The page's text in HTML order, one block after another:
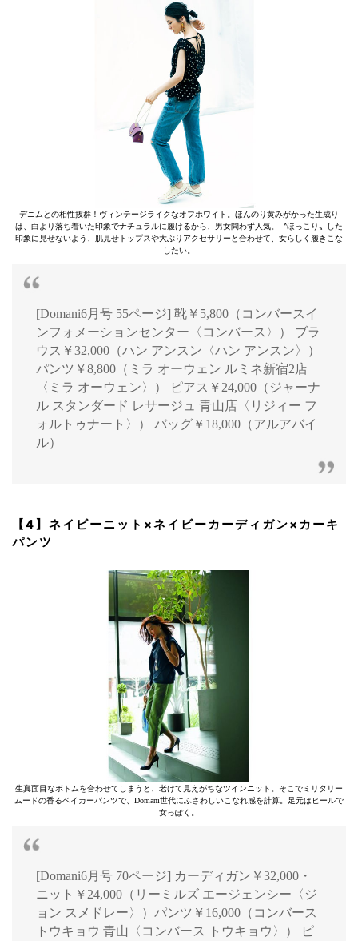
デニムとの相性抜群！ヴィンテージライクなオフホワイト。ほんのり黄みがかった生成り
は、白より落ち着いた印象でナチュラルに履けるから、男女問わず人気。〝ほっこり〟した
印象に見せないよう、肌見せトップスや大ぶりアクセサリーと合わせて、女らしく履きこな
したい。
[Domani6月号 55ページ] 靴￥5,800（コンバースイ
ンフォメーションセンター〈コンバース〉） ブラ
ウス￥32,000（ハン アンスン〈ハン アンスン〉）
パンツ￥8,800（ミラ オーウェン ルミネ新宿2店
〈ミラ オーウェン〉） ピアス￥24,000（ジャーナ
ル スタンダード レサージュ 青山店〈リジィー フ
ォルトゥナート〉） バッグ￥18,000（アルアバイ
ル）
【4】ネイビーニット×ネイビーカーディガン×カーキ
パンツ
生真面目なボトムを合わせてしまうと、老けて見えがちなツインニット。そこでミリタリー
ムードの香るベイカーパンツで、Domani世代にふさわしいこなれ感を計算。足元はヒールで
女っぽく。
[Domani6月号 70ページ] カーディガン￥32,000・
ニット￥24,000（リーミルズ エージェンシー〈ジ
ョン スメドレー〉）パンツ￥16,000（コンバース
トウキョウ 青山〈コンバース トウキョウ〉） ピ